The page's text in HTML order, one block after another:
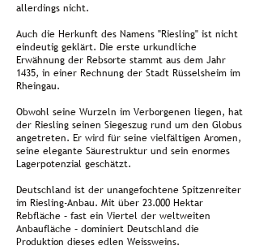
allerdings nicht.
Auch die Herkunft des Namens "Riesling" ist nicht
eindeutig geklärt. Die erste urkundliche
Erwähnung der Rebsorte stammt aus dem Jahr
1435, in einer Rechnung der Stadt Rüsselsheim im
Rheingau.
Obwohl seine Wurzeln im Verborgenen liegen, hat
der Riesling seinen Siegeszug rund um den Globus
angetreten. Er wird für seine vielfältigen Aromen,
seine elegante Säurestruktur und sein enormes
Lagerpotenzial geschätzt.
Deutschland ist der unangefochtene Spitzenreiter
im Riesling-Anbau. Mit über 23.000 Hektar
Rebfläche – fast ein Viertel der weltweiten
Anbaufläche – dominiert Deutschland die
Produktion dieses edlen Weissweins.